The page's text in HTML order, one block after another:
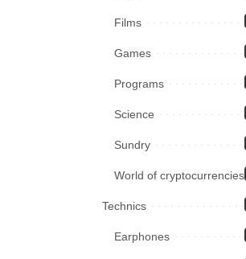
Films
Games
Programs
Science
Sundry
World of cryptocurrencies
Technics
Earphones